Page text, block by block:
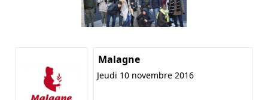
Malagne
Jeudi 10 novembre 2016